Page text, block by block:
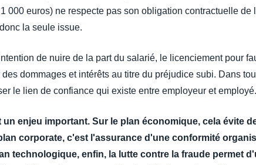
000 euros) ne respecte pas son obligation contractuelle de
la seule issue.
de nuire de la part du salarié, le licenciement pour
dommages et intérêts au titre du préjudice subi. Dans
le lien de confiance qui existe entre employeur et employé.
enjeu important. Sur le plan économique, cela évite
corporate, c'est l'assurance d'une conformité
technologique, enfin, la lutte contre la fraude permet